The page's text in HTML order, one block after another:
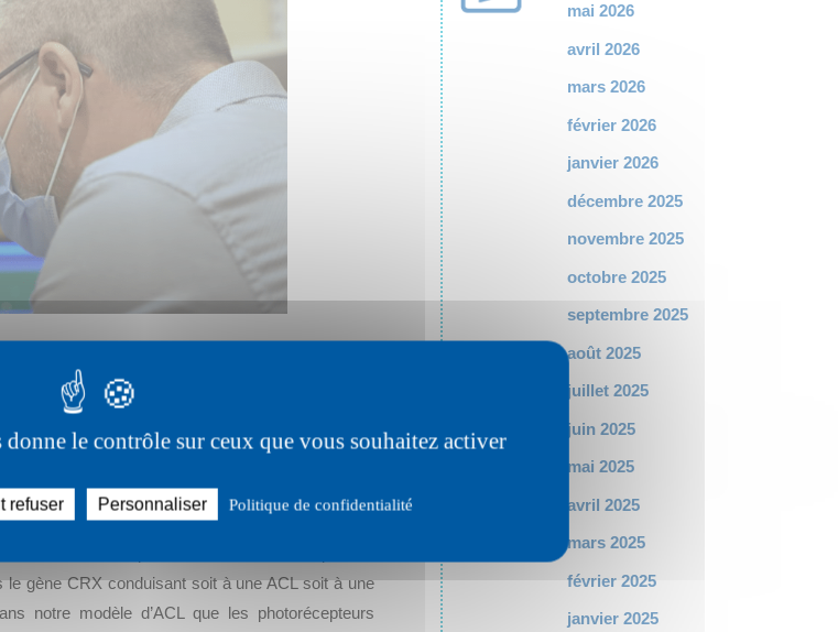
le contrôle sur ceux que vous souhaitez activer
refuser Personnaliser Politique de confidentialité
par thérapie génétique.
?
à apporter une copie fonctionnelle de CRX
délétères de la protéine mutée. Nous disposons
gène CRX conduisant soit à une ACL soit à une
notre modèle d’ACL que les photorécepteurs
mai 2026
avril 2026
mars 2026
février 2026
janvier 2026
décembre 2025
novembre 2025
octobre 2025
septembre 2025
août 2025
juillet 2025
juin 2025
mai 2025
avril 2025
mars 2025
février 2025
janvier 2025